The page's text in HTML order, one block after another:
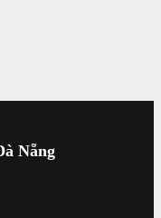
Nẵng